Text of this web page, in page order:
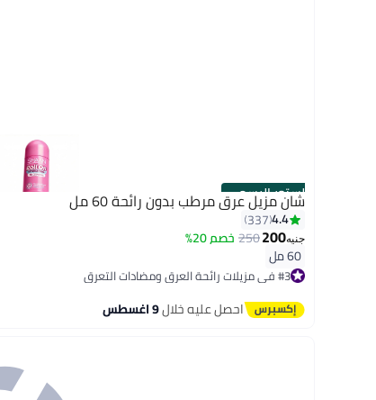
الستور الرسمي
شان مزيل عرق مرطب بدون رائحة 60 مل
4.4
337
جنيه200
250 خصم 20%
60 مل
#3 في مزيلات رائحة العرق ومضادات التعرق
توصيل مجاني
بتخلّص بسرعة
تم بيع +2100 مؤخرًا احصل عليه خلال9 اغسطس